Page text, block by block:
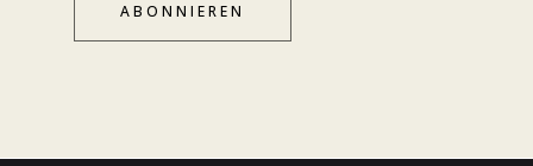
ABONNIEREN